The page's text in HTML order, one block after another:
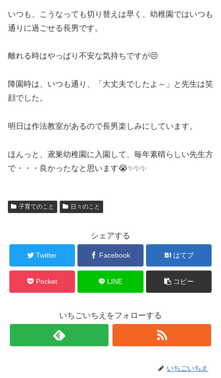
いつも、こうなっても切り替えは早く、幼稚園ではいつも
通りに過ごせる長男です。
離れる時はやっぱり不安な気持ちですが😣
降園時は、いつも通り、「大丈夫でしたよ～」と先生は笑
顔でした。
明日は作法教室があるので長男楽しみにしています。
ほんっと、鳶巣幼稚園に入園して、毎年素晴らしい先生方
で・・・良かったなと思います😭✨✨✨
子育てのこと 日々のこと
シェアする
Twitter Facebook はてブ
Pocket LINE コピー
いちごいちえをフォローする
いちごいちえ